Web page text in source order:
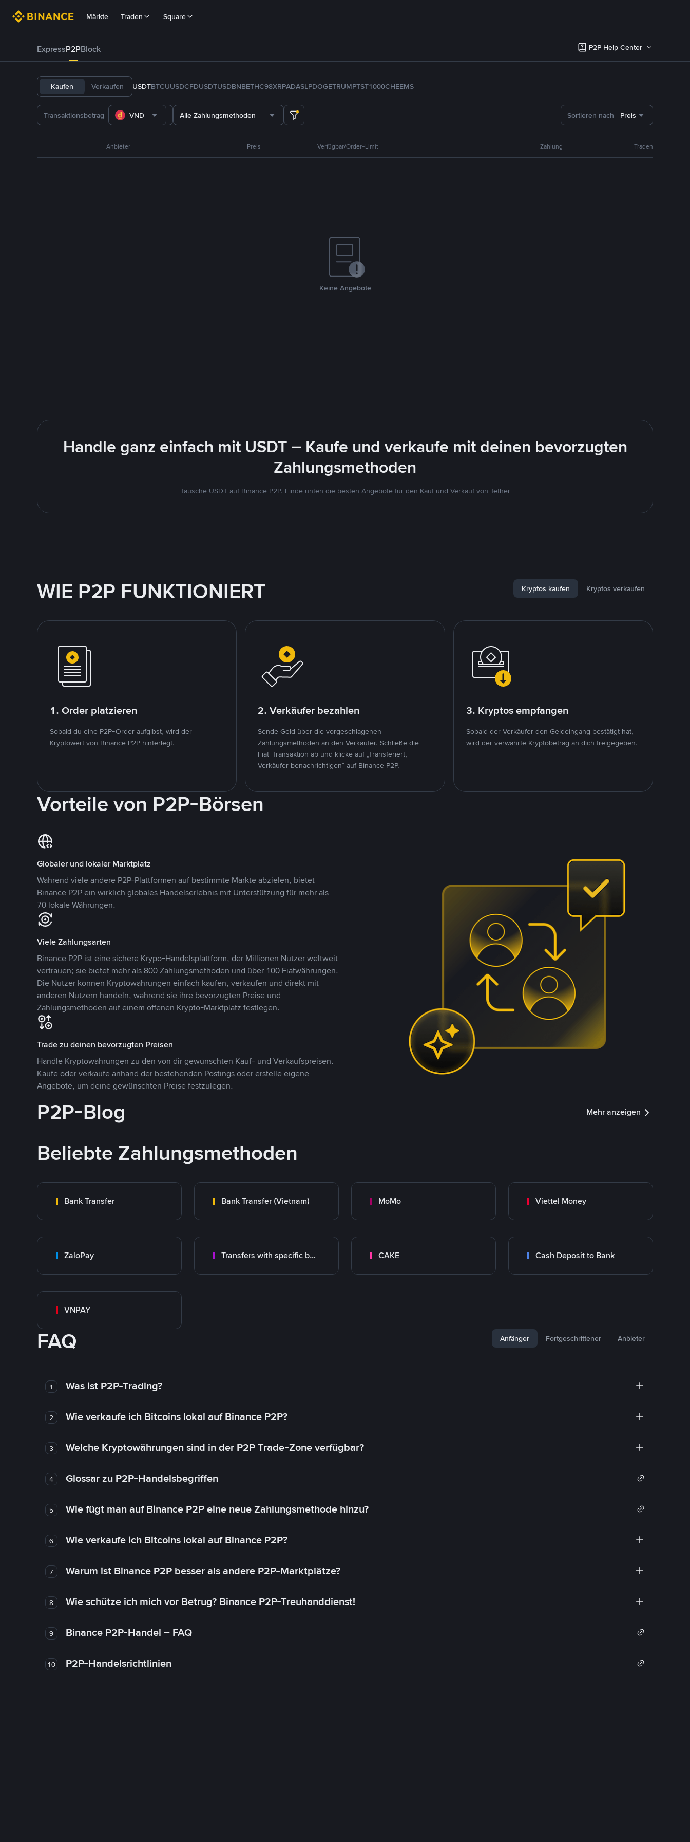
Märkte Traden Square
ExpressP2PBlock P2P Help Center
Kaufen Verkaufen USDTBTCUUSDCFDUSDTUSDBNBETHC98XRPADASLPDOGETRUMPTST1000CHEEMS
VND Alle Zahlungsmethoden Sortieren nach Preis
Anbieter Preis Verfügbar/Order-Limit Zahlung Traden
Keine Angebote
Handle ganz einfach mit USDT – Kaufe und verkaufe mit deinen bevorzugten
Zahlungsmethoden
Tausche USDT auf Binance P2P. Finde unten die besten Angebote für den Kauf und Verkauf von Tether
WIE P2P FUNKTIONIERT Kryptos kaufen Kryptos verkaufen
1. Order platzieren
Sobald du eine P2P-Order aufgibst, wird der
Kryptowert von Binance P2P hinterlegt.
2. Verkäufer bezahlen
Sende Geld über die vorgeschlagenen
Zahlungsmethoden an den Verkäufer. Schließe die
Fiat-Transaktion ab und klicke auf „Transferiert,
Verkäufer benachrichtigen“ auf Binance P2P.
3. Kryptos empfangen
Sobald der Verkäufer den Geldeingang bestätigt hat,
wird der verwahrte Kryptobetrag an dich freigegeben.
Vorteile von P2P-Börsen
Globaler und lokaler Marktplatz
Während viele andere P2P-Plattformen auf bestimmte Märkte abzielen, bietet
Binance P2P ein wirklich globales Handelserlebnis mit Unterstützung für mehr als
70 lokale Währungen.
Viele Zahlungsarten
Binance P2P ist eine sichere Krypo-Handelsplattform, der Millionen Nutzer weltweit
vertrauen; sie bietet mehr als 800 Zahlungsmethoden und über 100 Fiatwährungen.
Die Nutzer können Kryptowährungen einfach kaufen, verkaufen und direkt mit
anderen Nutzern handeln, während sie ihre bevorzugten Preise und
Zahlungsmethoden auf einem offenen Krypto-Marktplatz festlegen.
Trade zu deinen bevorzugten Preisen
Handle Kryptowährungen zu den von dir gewünschten Kauf- und Verkaufspreisen.
Kaufe oder verkaufe anhand der bestehenden Postings oder erstelle eigene
Angebote, um deine gewünschten Preise festzulegen.
P2P-Blog Mehr anzeigen
Beliebte Zahlungsmethoden
Bank Transfer Bank Transfer (Vietnam) MoMo Viettel Money
ZaloPay Transfers with specific bank CAKE Cash Deposit to Bank
VNPAY
FAQ Anfänger Fortgeschrittener Anbieter
1 Was ist P2P-Trading?
2 Wie verkaufe ich Bitcoins lokal auf Binance P2P?
3 Welche Kryptowährungen sind in der P2P Trade-Zone verfügbar?
4 Glossar zu P2P-Handelsbegriffen
5 Wie fügt man auf Binance P2P eine neue Zahlungsmethode hinzu?
6 Wie verkaufe ich Bitcoins lokal auf Binance P2P?
7 Warum ist Binance P2P besser als andere P2P-Marktplätze?
8 Wie schütze ich mich vor Betrug? Binance P2P-Treuhanddienst!
9 Binance P2P-Handel – FAQ
10 P2P-Handelsrichtlinien